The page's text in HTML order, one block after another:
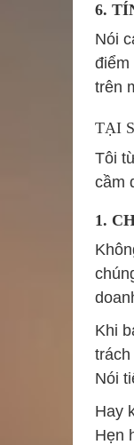
6.
Nói
điểm
trên
TẠI
Tôi
cầm
1.
Khi
Nói
Hay
Hẹn